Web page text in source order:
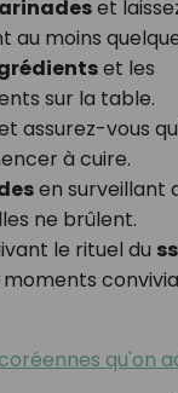
et
au moins
et les
sur la table.
assurez-vous
à cuire.
en surveillant
ne brûlent.
le rituel du
qu'on